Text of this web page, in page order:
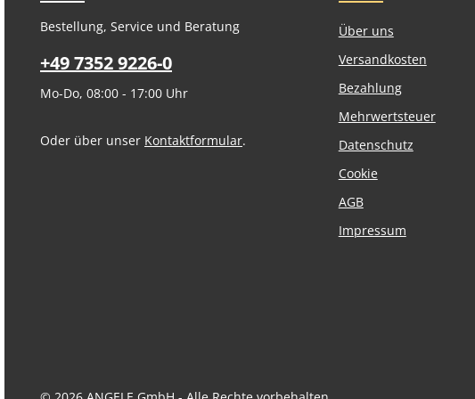
Bestellung, Service und Beratung
+49 7352 9226-0
Mo-Do, 08:00 - 17:00 Uhr
Oder über unser Kontaktformular.
Über uns
Versandkosten
Bezahlung
Mehrwertsteuer
Datenschutz
Cookie
AGB
Impressum